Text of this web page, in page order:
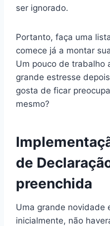
ser ignorado.
Portanto, faça uma
comece já a montar
Um pouco de trabalho
grande estresse
gosta de ficar
mesmo?
de
preenchida
Uma grande novidade
inicialmente, não